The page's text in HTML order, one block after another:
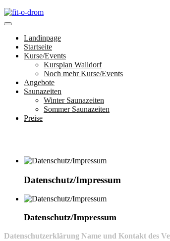
Landinpage
Startseite
Kurse/Events
Kursplan Walldorf
Noch mehr Kurse/Events
Angebote
Saunazeiten
Winter Saunazeiten
Sommer Saunazeiten
Preise
Datenschutz/Impressum
Datenschutz/Impressum
Datenschutzerklärung Name und Kontakt des